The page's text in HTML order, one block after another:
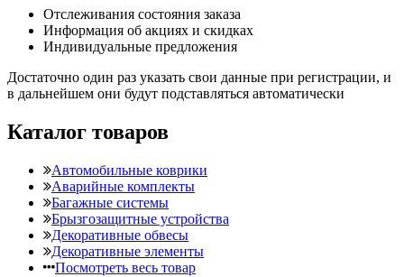
Отслеживания состояния заказа
Информация об акциях и скидках
Индивидуальные предложения
Достаточно один раз указать свои данные при регистрации, и
в дальнейшем они будут подставляться автоматически
Каталог товаров
Автомобильные коврики
Аварийные комплекты
Багажные системы
Брызгозащитные устройства
Декоративные обвесы
Декоративные элементы
Посмотреть весь товар